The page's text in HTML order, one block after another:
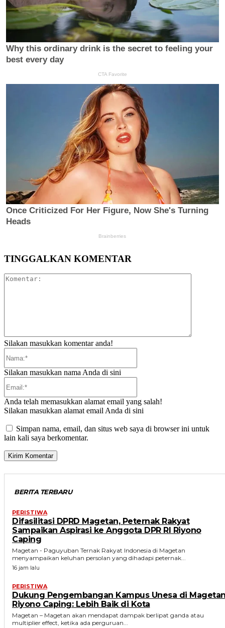
TINGGALKAN KOMENTAR
Silakan masukkan komentar anda!
Silakan masukkan nama Anda di sini
Anda telah memasukkan alamat email yang salah!
Silakan masukkan alamat email Anda di sini
Simpan nama, email, dan situs web saya di browser ini untuk
lain kali saya berkomentar.
BERITA TERBARU
PERISTIWA
Difasilitasi DPRD Magetan, Peternak Rakyat
Sampaikan Aspirasi ke Anggota DPR RI Riyono
Caping
Magetan - Paguyuban Ternak Rakyat Indonesia di Magetan
menyampaikan keluhan persolan yang dihadapi peternak...
16 jam lalu
PERISTIWA
Dukung Pengembangan Kampus Unesa di
Riyono Caping: Lebih Baik di Kota
Magetan – Magetan akan mendapat dampak berlipat ganda atau
multiplier effect, ketika ada perguruan...